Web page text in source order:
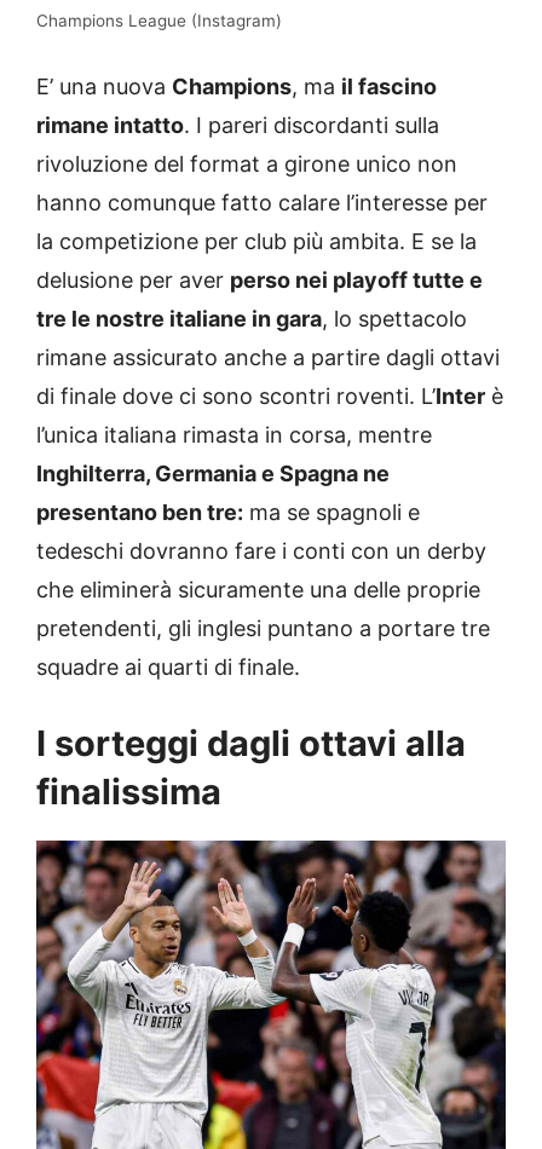
Champions League (Instagram)
E’ una nuova Champions, ma il fascino
rimane intatto. I pareri discordanti sulla
rivoluzione del format a girone unico non
hanno comunque fatto calare l’interesse per
la competizione per club più ambita. E se la
delusione per aver perso nei playoff tutte e
tre le nostre italiane in gara, lo spettacolo
rimane assicurato anche a partire dagli ottavi
di finale dove ci sono scontri roventi. L’Inter è
l’unica italiana rimasta in corsa, mentre
Inghilterra, Germania e Spagna ne
presentano ben tre: ma se spagnoli e
tedeschi dovranno fare i conti con un derby
che eliminerà sicuramente una delle proprie
pretendenti, gli inglesi puntano a portare tre
squadre ai quarti di finale.
I sorteggi dagli ottavi alla
finalissima